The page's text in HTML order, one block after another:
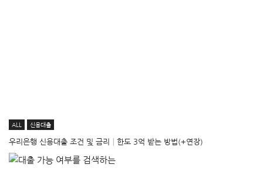
ALL 신용대출
우리은행 신용대출 조건 및 금리│한도 3억 받는 방법(+연장)